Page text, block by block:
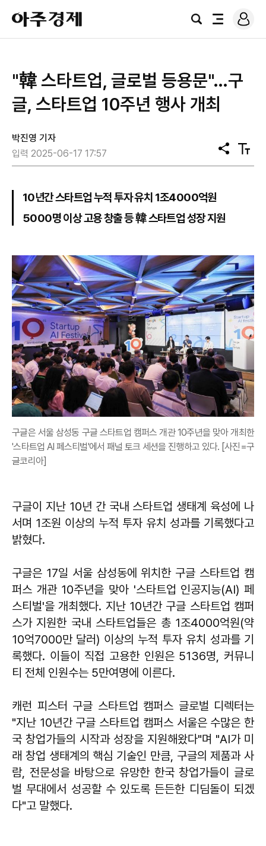
아
주
경
검
전
로
그
"韓 스타트업, 글로벌 등용문"…구
글, 스타트업 10주년 행사 개최
박진영 기자
입력 2025-06-17 17:57
공
유
텍
스
10년간 스타트업 누적 투자 유치 1조4000억원
5000명 이상 고용 창출 등 韓 스타트업 성장 지원
구글은 서울 삼성동 구글 스타트업 캠퍼스 개관 10주년을 맞아 개최한
'스타트업 AI 페스티벌'에서 패널 토크 세션을 진행하고 있다. [사진=구
글코리아]
구글이 지난 10년 간 국내 스타트업 생태계 육성에 나
서며 1조원 이상의 누적 투자 유치 성과를 기록했다고
밝혔다.
구글은 17일 서울 삼성동에 위치한 구글 스타트업 캠
퍼스 개관 10주년을 맞아 '스타트업 인공지능(AI) 페
스티벌'을 개최했다. 지난 10년간 구글 스타트업 캠퍼
스가 지원한 국내 스타트업들은 총 1조4000억원(약
10억7000만 달러) 이상의 누적 투자 유치 성과를 기
록했다. 이들이 직접 고용한 인원은 5136명, 커뮤니
티 전체 인원수는 5만여명에 이른다.
캐런 피스터 구글 스타트업 캠퍼스 글로벌 디렉터는
"지난 10년간 구글 스타트업 캠퍼스 서울은 수많은 한
국 창업가들의 시작과 성장을 지원해왔다"며 "AI가 미
래 창업 생태계의 핵심 기술인 만큼, 구글의 제품과 사
람, 전문성을 바탕으로 유망한 한국 창업가들이 글로
벌 무대에서 성공할 수 있도록 든든한 디딤돌이 되겠
다"고 말했다.